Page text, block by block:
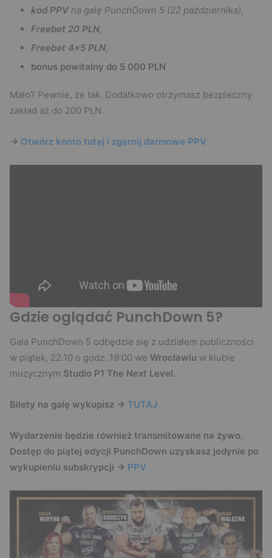
kod PPV na galę PunchDown 5 (22 października),
Freebet 20 PLN,
Freebet 4×5 PLN,
bonus powitalny do 5 000 PLN
Mało? Pewnie, że tak. Dodatkowo otrzymasz bezpieczny
zakład aż do 200 PLN.
-> Otwórz konto tutaj i zgarnij darmowe PPV
Gdzie oglądać PunchDown 5?
Gala PunchDown 5 odbędzie się z udziałem publiczności
w piątek, 22.10 o godz. 19:00 we Wrocławiu w klubie
muzycznym Studio P1 The Next Level.
Bilety na galę wykupisz -> TUTAJ
Wydarzenie będzie również transmitowane na żywo.
Dostęp do piątej edycji PunchDown uzyskasz jedynie po
wykupieniu subskrypcji -> PPV